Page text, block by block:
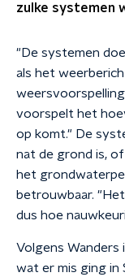
zulke systemen
"De systemen
als het
voorspelt het
op komt." De
nat de grond is,
het
betrouwbaar.
dus hoe
Volgens
wat er mis ging in